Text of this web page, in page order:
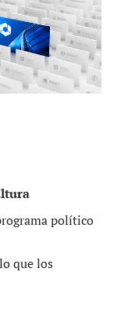
político
que los